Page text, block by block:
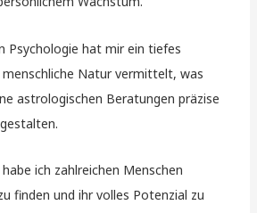
Psychologie hat mir ein tiefes
Natur vermittelt, was
astrologischen Beratungen präzise
ich zahlreichen Menschen
finden und ihr volles Potenzial zu